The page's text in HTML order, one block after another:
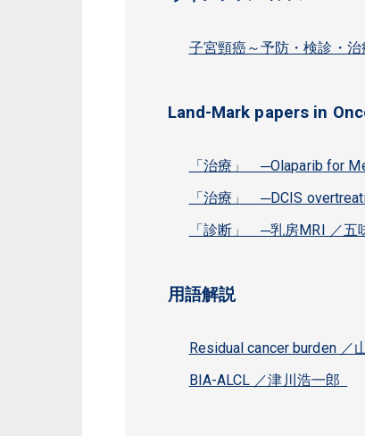
子宮頸癌～予防・検診・
Land-Mark papers in
「治療」 ─Olaparib for
「治療」 ─DCIS
「診断」 ─乳房MRI ／五
用語解説
Residual cancer burden
BIA-ALCL ／津川浩一郎